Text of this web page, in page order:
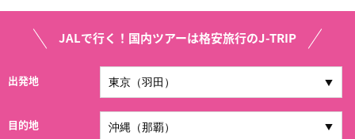
JALで行く！国内ツアーは格安旅行のJ-TRIP
出発地
目的地